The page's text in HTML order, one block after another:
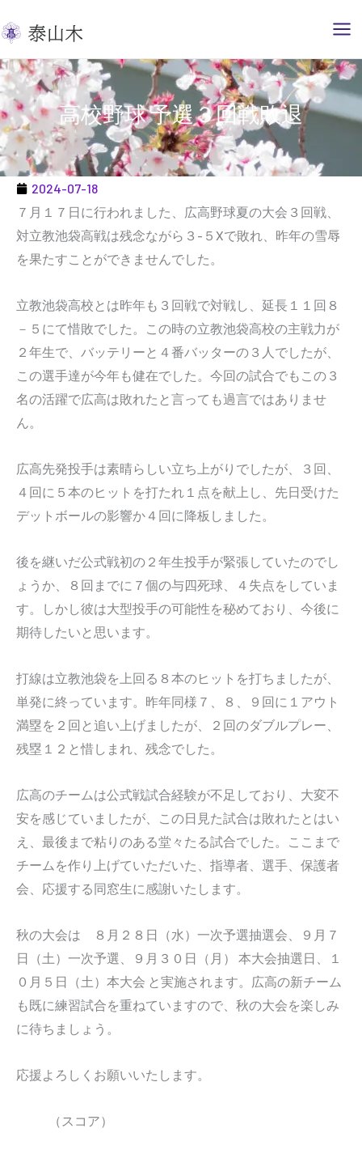
容
を
ス
キ
ッ
プ
高校野球 予選３回戦敗退
2024-07-18
７月１７日に行われました、広高野球夏の大会３回戦、
対立教池袋高戦は残念ながら３-５Xで敗れ、昨年の雪辱
を果たすことができませんでした。
立教池袋高校とは昨年も３回戦で対戦し、延長１１回８
－５にて惜敗でした。この時の立教池袋高校の主戦力が
２年生で、バッテリーと４番バッターの３人でしたが、
この選手達が今年も健在でした。今回の試合でもこの３
名の活躍で広高は敗れたと言っても過言ではありませ
ん。
広高先発投手は素晴らしい立ち上がりでしたが、３回、
４回に５本のヒットを打たれ１点を献上し、先日受けた
デットボールの影響か４回に降板しました。
後を継いだ公式戦初の２年生投手が緊張していたのでし
ょうか、８回までに７個の与四死球、４失点をしていま
す。しかし彼は大型投手の可能性を秘めており、今後に
期待したいと思います。
打線は立教池袋を上回る８本のヒットを打ちましたが、
単発に終っています。昨年同様７、８、９回に１アウト
満塁を２回と追い上げましたが、２回のダブルプレー、
残塁１２と惜しまれ、残念でした。
広高のチームは公式戦試合経験が不足しており、大変不
安を感じていましたが、この日見た試合は敗れたとはい
え、最後まで粘りのある堂々たる試合でした。ここまで
チームを作り上げていただいた、指導者、選手、保護者
会、応援する同窓生に感謝いたします。
秋の大会は ８月２８日（水）一次予選抽選会、９月７
日（土）一次予選、９月３０日（月） 本大会抽選日、１
０月５日（土）本大会 と実施されます。広高の新チーム
も既に練習試合を重ねていますので、秋の大会を楽しみ
に待ちましょう。
応援よろしくお願いいたします。
（スコア）